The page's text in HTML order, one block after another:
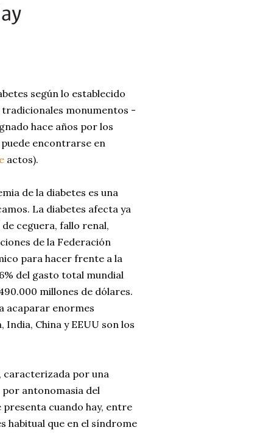
según lo establecido
monumentos -
hace años por los
encontrarse en
actos).
de la diabetes es una
La diabetes afecta ya
ceguera, fallo renal,
de la Federación
para hacer frente a la
del gasto total mundial
millones de dólares.
acaparar enormes
China y EEUU son los
caracterizada por una
por antonomasia del
cuando hay, entre
habitual que en el síndrome